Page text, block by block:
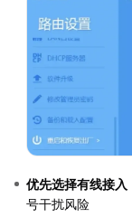
优先选择有线接入
号干扰风险